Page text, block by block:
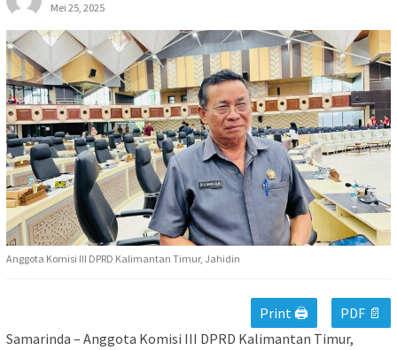
Mei 25, 2025
Anggota Komisi III DPRD Kalimantan Timur, Jahidin
Print 🖨
PDF 📄
Samarinda – Anggota Komisi III DPRD Kalimantan Timur,